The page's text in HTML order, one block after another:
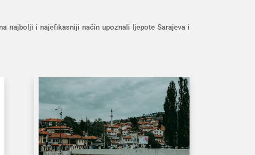
najbolji i najefikasniji način upoznali ljepote Sarajeva i